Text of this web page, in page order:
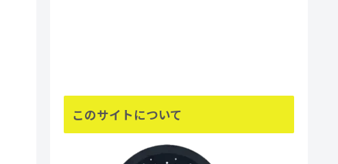
このサイトについて